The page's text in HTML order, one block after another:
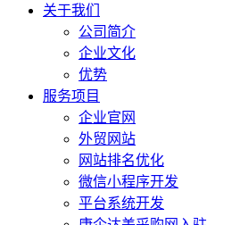
关于我们
公司简介
企业文化
优势
服务项目
企业官网
外贸网站
网站排名优化
微信小程序开发
平台系统开发